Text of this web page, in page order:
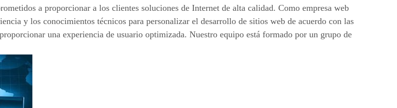
a proporcionar a los clientes soluciones de Internet de alta calidad. Como empresa web
y los conocimientos técnicos para personalizar el desarrollo de sitios web de acuerdo con las
una experiencia de usuario optimizada. Nuestro equipo está formado por un grupo de